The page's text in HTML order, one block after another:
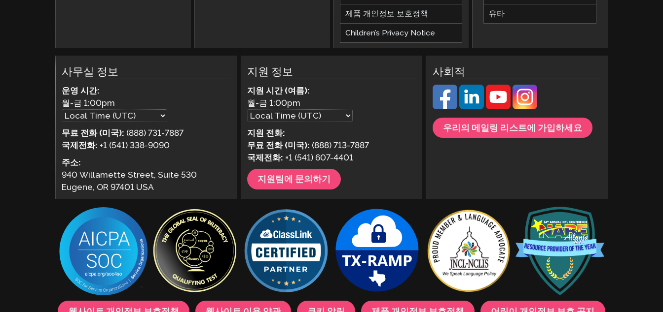
제품 개인정보 보호정책
Children’s Privacy Notice
유타
사무실 정보
운영 시간:
월-금1:00pm
무료 전화 (미국): (888) 731-7887
국제전화: +1 (541) 338-9090
주소:
940 Willamette Street, Suite 530
Eugene, OR 97401 USA
지원 정보
지원 시간 (여름):
월-금 1:00pm
지원 전화:
무료 전화 (미국): (888) 713-7887
국제전화: +1 (541) 607-4401
지원팀에 문의하기
사회적
우리의 메일링 리스트에 가입하세요